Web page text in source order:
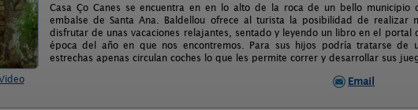
Casa Ço Canes se encuentra en en lo alto de la roca de un bello
embalse de Santa Ana. Baldellou ofrece al turista la posibilidad de realizar
disfrutar de unas vacaciones relajantes, sentado y leyendo un libro en el
época del año en que nos encontremos. Para sus hijos podría tratarse de
estrechas apenas circulan coches lo que les permite correr y desarrollar sus
Email